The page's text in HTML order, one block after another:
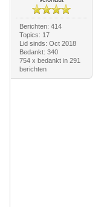
Berichten: 414
Topics: 17
Lid sinds: Oct 2018
Bedankt: 340
754 x bedankt in 291
berichten